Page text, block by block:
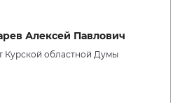
Алексей Павлович
Курской областной Думы